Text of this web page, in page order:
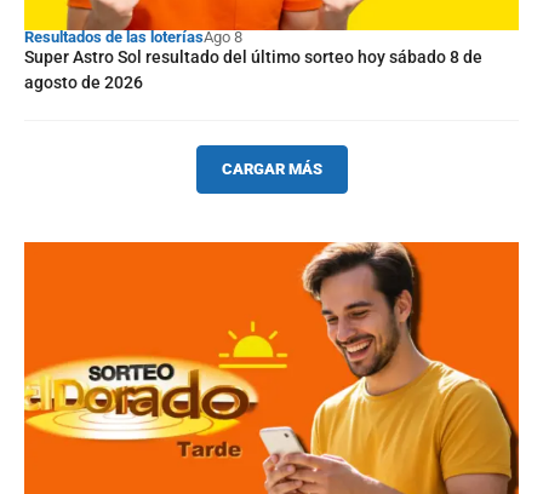
Resultados de las loteríasAgo 8
Super Astro Sol resultado del último sorteo hoy sábado 8 de
agosto de 2026
CARGAR MÁS